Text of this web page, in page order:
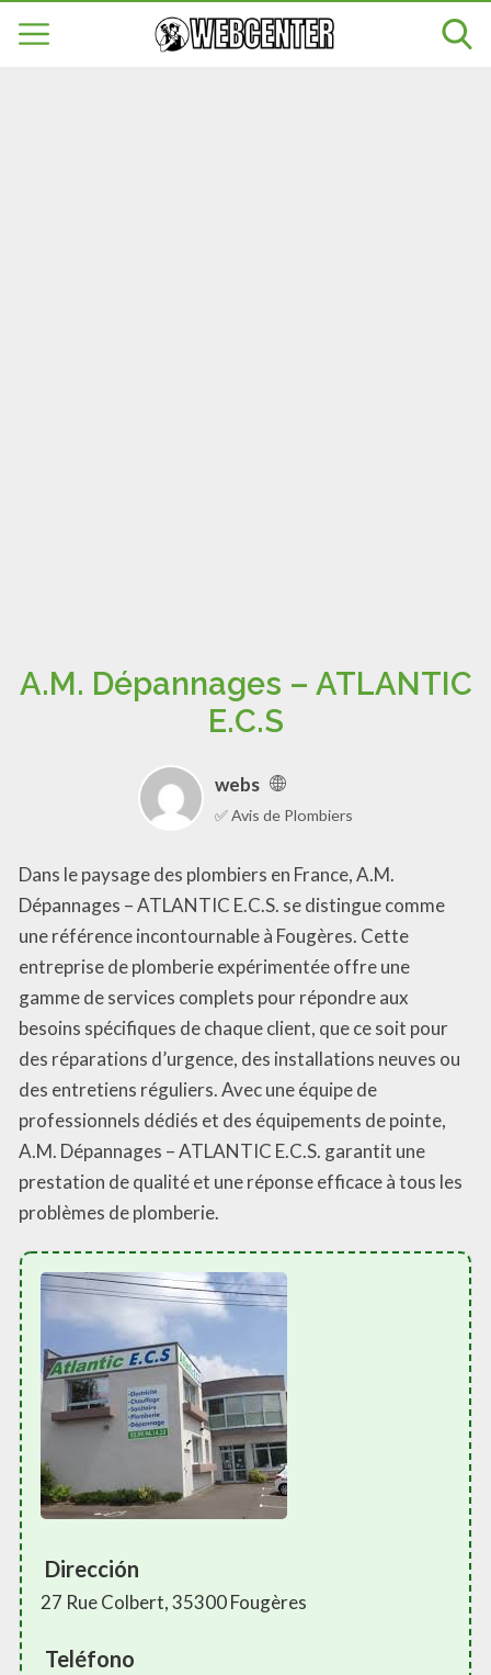
A.M. Dépannages – ATLANTIC
E.C.S
webs
✅ Avis de Plombiers
Dans le paysage des plombiers en France, A.M.
Dépannages – ATLANTIC E.C.S. se distingue comme
une référence incontournable à Fougères. Cette
entreprise de plomberie expérimentée offre une
gamme de services complets pour répondre aux
besoins spécifiques de chaque client, que ce soit pour
des réparations d’urgence, des installations neuves ou
des entretiens réguliers. Avec une équipe de
professionnels dédiés et des équipements de pointe,
A.M. Dépannages – ATLANTIC E.C.S. garantit une
prestation de qualité et une réponse efficace à tous les
problèmes de plomberie.
Dirección
27 Rue Colbert, 35300 Fougères
Teléfono